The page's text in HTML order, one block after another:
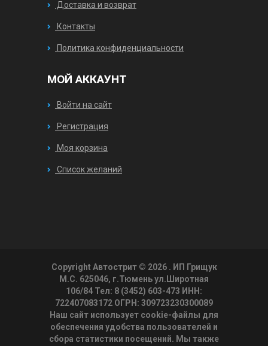
Доставка и возврат
Контакты
Политика конфиденциальности
МОЙ АККАУНТ
Войти на сайт
Регистрация
Моя корзина
Список желаний
Copyright Автострит © 2026 . ИП Грищук
М.С. 625046, г.Тюмень ул.Широтная
106/84 Тел: 8 (3452) 603-473 ИНН:
722407083172 ОГРН: 309723230300089
Наш сайт использует cookie-файлы для
обеспечения удобства пользователей и
сбора статистики посещений. Мы также